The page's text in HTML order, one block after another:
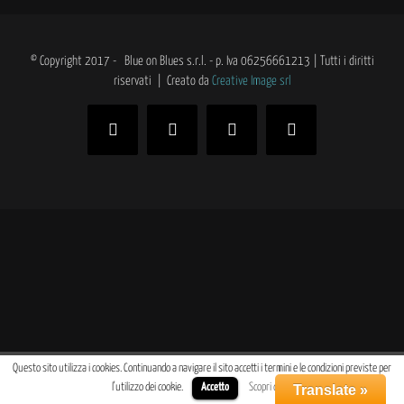
© Copyright 2017 - Blue on Blues s.r.l. - p. Iva 06256661213 | Tutti i diritti
riservati | Creato da Creative Image srl
FacebookTwitter InstagramEmail
Questo sito utilizza i cookies. Continuando a navigare il sito accetti i termini e le condizioni previste per
l'utilizzo dei cookie.
Accetto Scopri di più Translate »